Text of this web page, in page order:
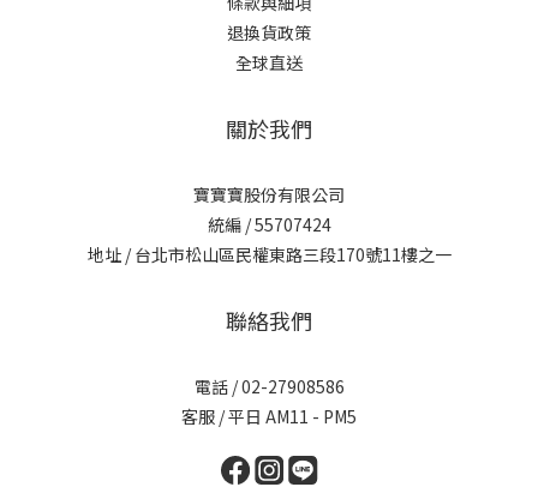
退換貨政策
全球直送
關於我們
寶寶寶股份有限公司
統編 / 55707424
地址 / 台北市松山區民權東路三段170號11樓之一
聯絡我們
電話 / 02-27908586
客服 / 平日 AM11 - PM5